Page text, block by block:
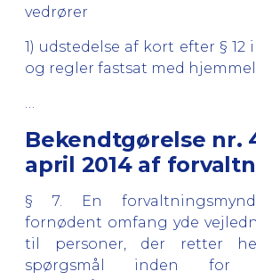
vedrører
1) udstedelse af kort efter § 12
og regler fastsat med hjemmel
Bekendtgørelse nr.
april 2014 af
§ 7. En
fornødent omfang yde
til personer, der retter
spørgsmål inden for